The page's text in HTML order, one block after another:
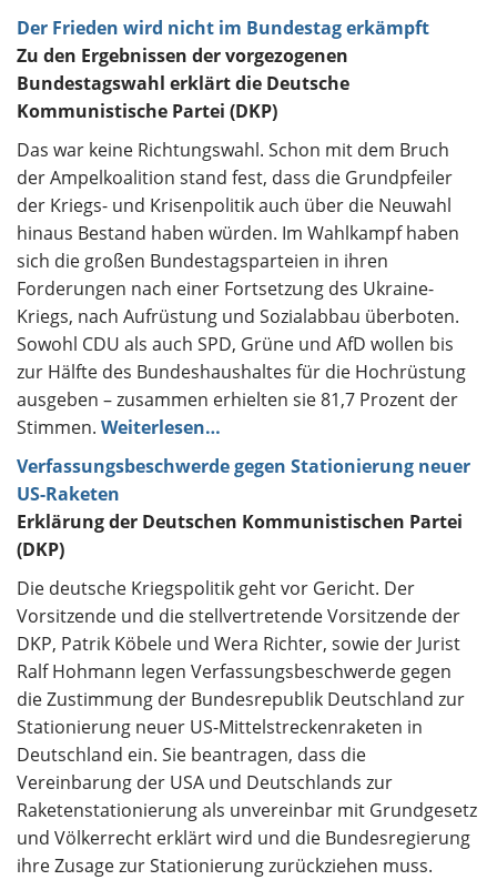
Der Frieden wird nicht im Bundestag erkämpft
Zu den Ergebnissen der vorgezogenen
Bundestagswahl erklärt die Deutsche
Kommunistische Partei (DKP)
Das war keine Richtungswahl. Schon mit dem Bruch
der Ampelkoalition stand fest, dass die Grundpfeiler
der Kriegs- und Krisenpolitik auch über die Neuwahl
hinaus Bestand haben würden. Im Wahlkampf haben
sich die großen Bundestagsparteien in ihren
Forderungen nach einer Fortsetzung des Ukraine-
Kriegs, nach Aufrüstung und Sozialabbau überboten.
Sowohl CDU als auch SPD, Grüne und AfD wollen bis
zur Hälfte des Bundeshaushaltes für die Hochrüstung
ausgeben – zusammen erhielten sie 81,7 Prozent der
Stimmen. Weiterlesen…
Verfassungsbeschwerde gegen Stationierung neuer
US-Raketen
Erklärung der Deutschen Kommunistischen Partei
(DKP)
Die deutsche Kriegspolitik geht vor Gericht. Der
Vorsitzende und die stellvertretende Vorsitzende der
DKP, Patrik Köbele und Wera Richter, sowie der Jurist
Ralf Hohmann legen Verfassungsbeschwerde gegen
die Zustimmung der Bundesrepublik Deutschland zur
Stationierung neuer US-Mittelstreckenraketen in
Deutschland ein. Sie beantragen, dass die
Vereinbarung der USA und Deutschlands zur
Raketenstationierung als unvereinbar mit Grundgesetz
und Völkerrecht erklärt wird und die Bundesregierung
ihre Zusage zur Stationierung zurückziehen muss.